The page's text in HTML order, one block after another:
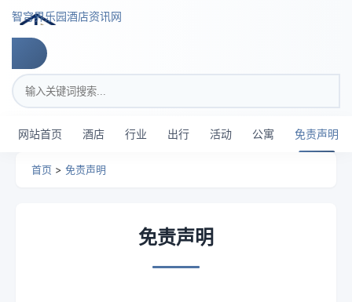
智穹界乐园酒店资讯网
搜索关键词
网站首页 酒店 行业 出行 活动 公寓 免责声明
首页 > 免责声明
免责声明